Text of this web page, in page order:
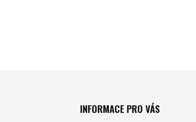
INFORMACE PRO VÁS